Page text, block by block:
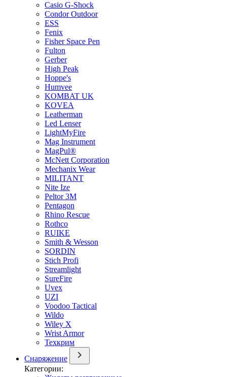
Casio G-Shock
Condor Outdoor
ESS
Fenix
Fisher Space Pen
Fulton
Gerber
High Peak
Hoppe's
Humvee
KOMBAT UK
KOVEA
Leatherman
Led Lenser
LightMyFire
Mag Instrument
MagPul®
McNett Corporation
Mechanix Wear
MILITANT
Nite Ize
Peltor 3M
Pentagon
Rhino Rescue
Rothco
RUIKE
Smith & Wesson
SORDIN
Stich Profi
Streamlight
SureFire
Uvex
UZI
Voodoo Tactical
Wildo
Wiley X
Wrist Armor
Техкрим
Снаряжение
Категории: